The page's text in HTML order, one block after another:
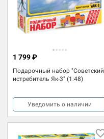
Подарочный набор "Советский
истребитель Як-3" (1:48)
1 799 ₽
Уведомить о наличии